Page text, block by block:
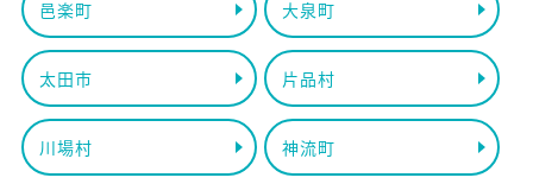
邑楽町 大泉町
太田市 片品村
川場村 神流町